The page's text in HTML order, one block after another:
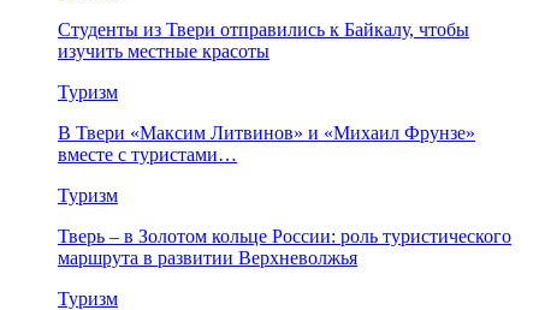
Студенты из Твери отправились к Байкалу, чтобы
изучить местные красоты
Туризм
В Твери «Максим Литвинов» и «Михаил Фрунзе»
вместе с туристами…
Туризм
Тверь – в Золотом кольце России: роль туристического
маршрута в развитии Верхневолжья
Туризм